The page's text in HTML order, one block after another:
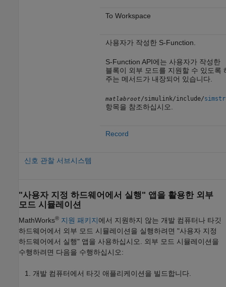
To Workspace
사용자가 작성한 S-Function.
S-Function API에는 사용자가 작성한
블록이 외부 모드를 지원할 수 있도록
주는 메서드가 내장되어 있습니다.
matlabroot/simulink/include/
항목을 참조하십시오.
Record
신호 관찰 서브시스템
"사용자 지정 하드웨어에서 실행" 앱을 활용한 외부
모드 시뮬레이션
MathWorks® 지원 패키지에서 지원하지 않는 개발 컴퓨터나 타깃
하드웨어에서 외부 모드 시뮬레이션을 실행하려면 "사용자 지정
하드웨어에서 실행" 앱을 사용하십시오. 외부 모드 시뮬레이션을
수행하려면 다음을 수행하십시오:
개발 컴퓨터에서 타깃 애플리케이션을 빌드합니다.